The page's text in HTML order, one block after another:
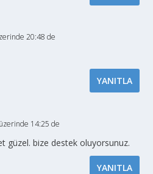
20:48 de
YANITLA
14:25 de
güzel. bize destek oluyorsunuz.
YANITLA